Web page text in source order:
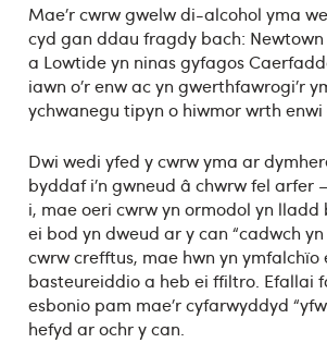
Mae’r cwrw gwelw di-alcohol yma
cyd gan ddau fragdy bach:
a Lowtide yn ninas gyfagos
iawn o’r enw ac yn gwerthfawrogi’r
ychwanegu tipyn o hiwmor wrth
Dwi wedi yfed y cwrw yma ar
byddaf i’n gwneud â chwrw fel arfer
i, mae oeri cwrw yn ormodol yn lladd
ei bod yn dweud ar y can “cadwch
cwrw crefftus, mae hwn yn ymfalchïo
basteureiddio a heb ei ffiltro. Efallai
esbonio pam mae’r cyfarwyddyd
hefyd ar ochr y can.